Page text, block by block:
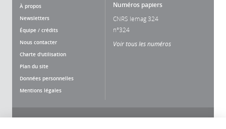
À propos
Newsletters
Équipe / crédits
Nous contacter
Charte d'utilisation
Plan du site
Données personnelles
Mentions légales
Numéros papiers
CNRS lemag 324
n°324
Voir tous les numéros